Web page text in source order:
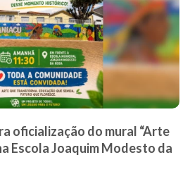
oficialização do mural “Arte
Escola Joaquim Modesto da